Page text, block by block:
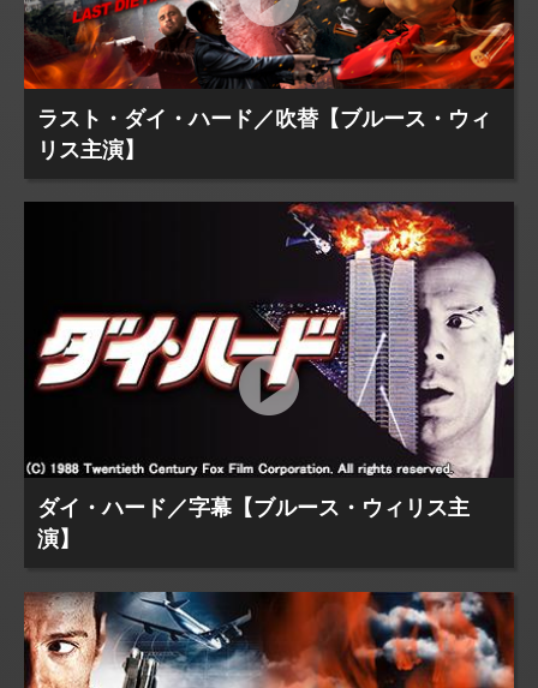
ラスト・ダイ・ハード／吹替【ブルース・ウィ
リス主演】
ダイ・ハード／字幕【ブルース・ウィリス主
演】